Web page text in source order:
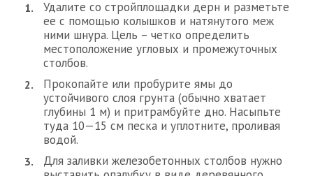
Удалите со стройплощадки дерн и разметьте
ее с помощью колышков и натянутого меж
ними шнура. Цель – четко определить
местоположение угловых и промежуточных
столбов.
Прокопайте или пробурите ямы до
устойчивого слоя грунта (обычно хватает
глубины 1 м) и притрамбуйте дно. Насыпьте
туда 10—15 см песка и уплотните, проливая
водой.
Для заливки железобетонных столбов нужно